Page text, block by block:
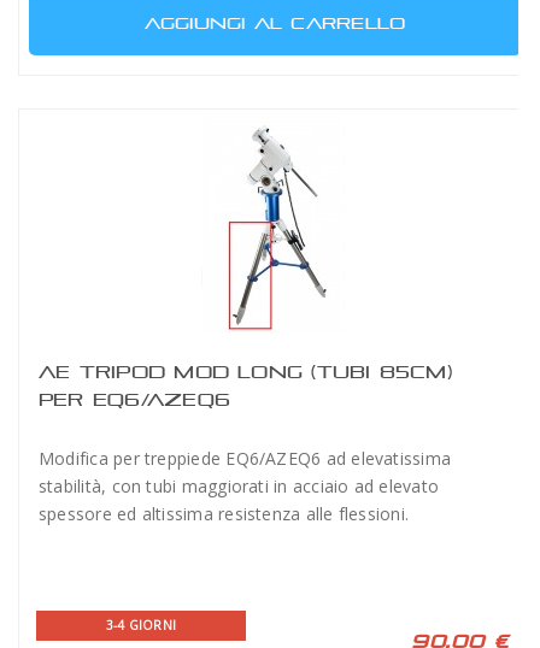
AGGIUNGI AL CARRELLO
AE TRIPOD MOD LONG (TUBI 85CM)
PER EQ6/AZEQ6
Modifica per treppiede EQ6/AZEQ6 ad elevatissima
stabilità, con tubi maggiorati in acciaio ad elevato
spessore ed altissima resistenza alle flessioni.
3-4 GIORNI
90,00 €